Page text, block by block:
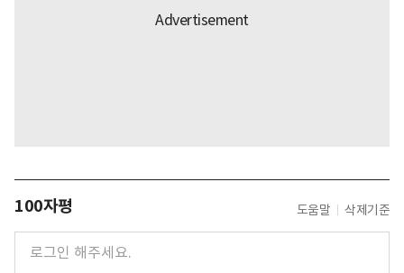
100자평 도움말 삭제기준